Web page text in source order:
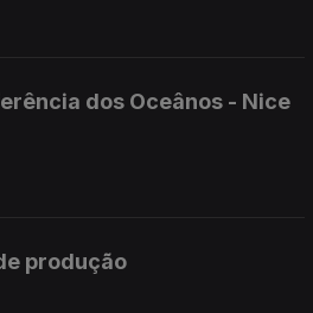
dos Oceânos - Nice
produção